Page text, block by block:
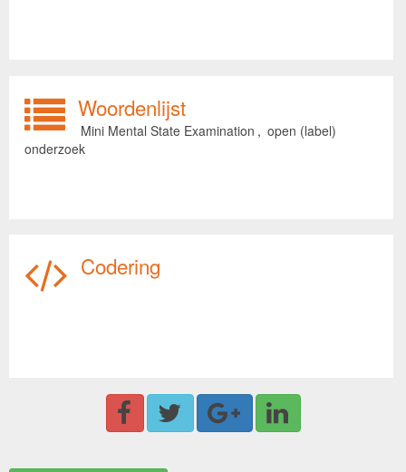
Woordenlijst
Mini Mental State Examination , open (label)
onderzoek
Codering